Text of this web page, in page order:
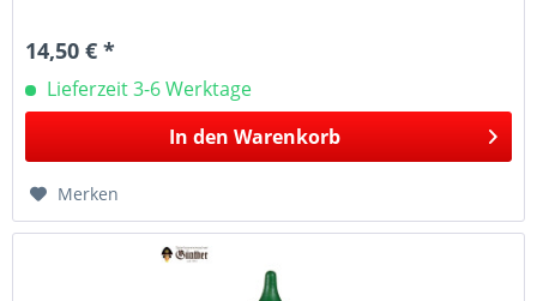
14,50 € *
Lieferzeit 3-6 Werktage
In den Warenkorb
Merken